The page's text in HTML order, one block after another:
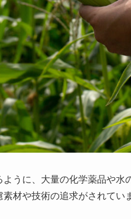
うに、大量の化学薬品や水
材や技術の追求がされてい